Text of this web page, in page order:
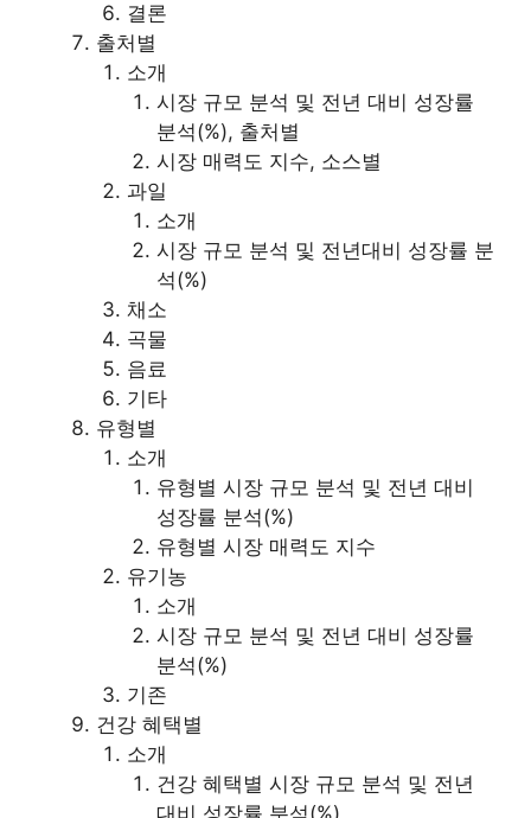
결론
출처별
소개
시장 규모 분석 및 전년 대비 성장률
분석(%), 출처별
시장 매력도 지수, 소스별
과일
소개
시장 규모 분석 및 전년대비 성장률 분
석(%)
채소
곡물
음료
기타
유형별
소개
유형별 시장 규모 분석 및 전년 대비
성장률 분석(%)
유형별 시장 매력도 지수
유기농
소개
시장 규모 분석 및 전년 대비 성장률
분석(%)
기존
건강 혜택별
소개
건강 혜택별 시장 규모 분석 및 전년